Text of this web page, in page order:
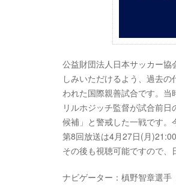
公益財団法人日本サッカー
しみいただけるよう、過去
われた国際親善試合です。
リルホジッチ監督が試合前
候補」と警戒した一戦です。
第8回放送は4月27日(月
その後も視聴可能ですので
ナビゲーター：槙野智章選手